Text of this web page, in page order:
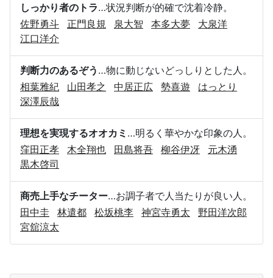
しっかり者のトラ…状況判断が的確で沈着冷静。
佐野勇斗
正門良規 泉大智 本多大夢
大泉洋
江口洋介
判断力のあるぞう …物に動じないどっしりとした人。
相葉雅紀
山田孝之 中居正広 勢喜遊
はっとり
深澤辰哉
理想を実現するオオカミ …明るく華やかな印象の人。
窪田正孝
木全翔也 田島将吾 柳谷伊冴
元木湧
黒木啓司
商売上手なチーター…お調子者で人当たりが良い人。
田中圭
林遣都 松坂桃李 神宮寺勇太
野田洋次郎
宮舘涼太